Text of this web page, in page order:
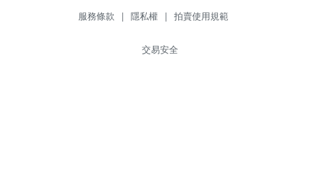
服務條款 | 隱私權 | 拍賣使用規範
交易安全